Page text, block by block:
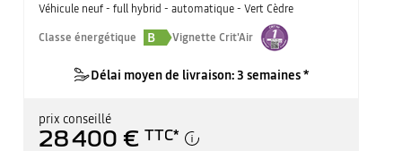
Véhicule neuf - full hybrid - automatique - Vert Cèdre
Classe énergétique
B Vignette Crit'Air
Délai moyen de livraison: 3 semaines *
prix conseillé
28 400 € TTC*